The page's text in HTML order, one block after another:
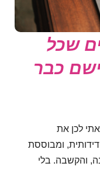
שכל
כבר
לכן את
ומבוססת
והקשבה. בלי